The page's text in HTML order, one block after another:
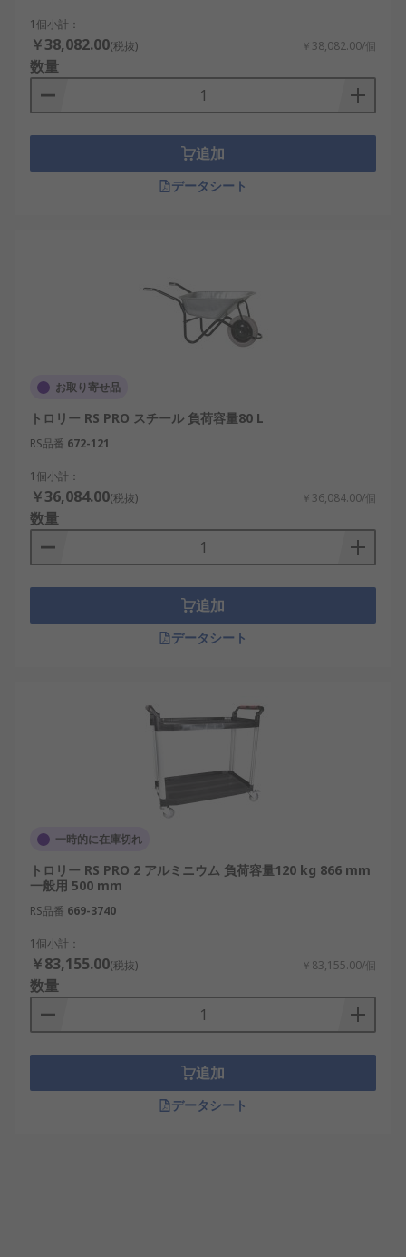
1個小計：
￥38,082.00(税抜) ￥38,082.00/個
数量
追加
データシート
お取り寄せ品
トロリー RS PRO スチール 負荷容量80 L
RS品番 672-121
1個小計：
￥36,084.00(税抜) ￥36,084.00/個
数量
追加
データシート
一時的に在庫切れ
トロリー RS PRO 2 アルミニウム 負荷容量120 kg 866 mm
一般用 500 mm
RS品番 669-3740
1個小計：
￥83,155.00(税抜) ￥83,155.00/個
数量
追加
データシート